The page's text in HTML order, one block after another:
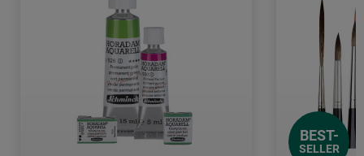
BEST-
SELLER